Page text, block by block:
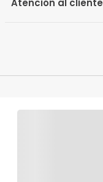
Atención al cliente